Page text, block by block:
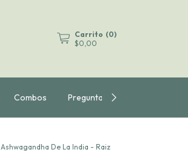
Carrito (0)
$0,00
Combos Preguntas Frecuentes
Ashwagandha De La India - Raiz